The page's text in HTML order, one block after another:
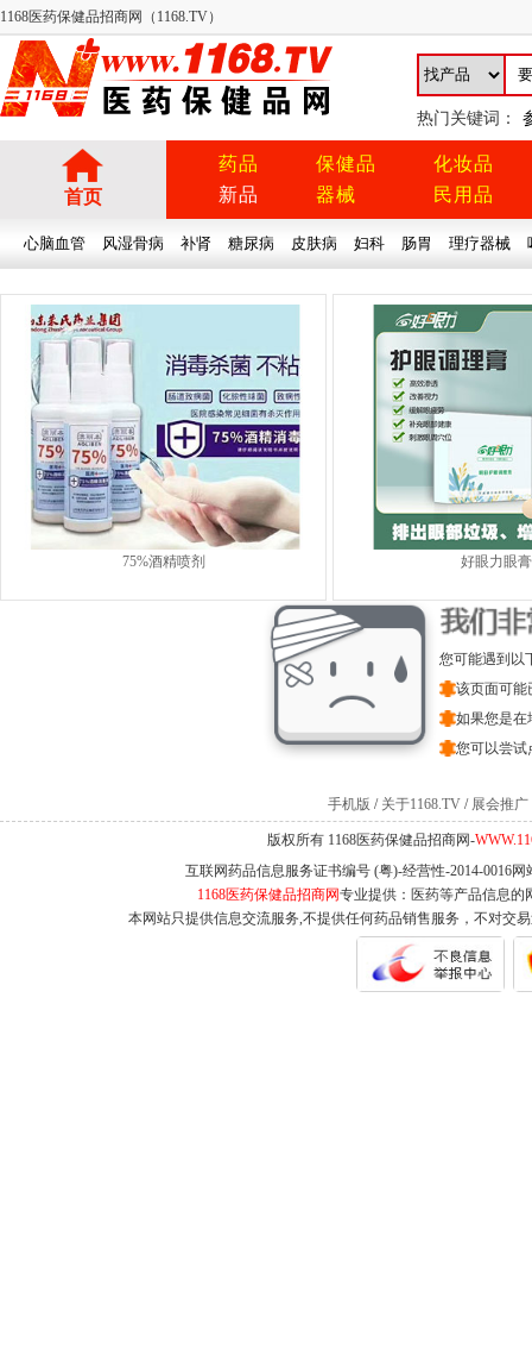
1168医药保健品招商网（1168.TV）
热门关键词：
首页
药品
新品
保健品
器械
化妆品
民用品
心脑血管 风湿骨病 补肾 糖尿病 皮肤病 妇科 肠胃 理疗器械
75%酒精喷剂 好眼力眼膏
您可能遇到以
该页面可能
如果您是在
您可以尝试
手机版 / 关于1168.TV / 展会推广
版权所有 1168医药保健品招商网-
互联网药品信息服务证书编号 (粤)-经营性-2014-0016
1168医药保健品招商网专业提供：医药等产品信息的
本网站只提供信息交流服务,不提供任何药品销售服务，不对交